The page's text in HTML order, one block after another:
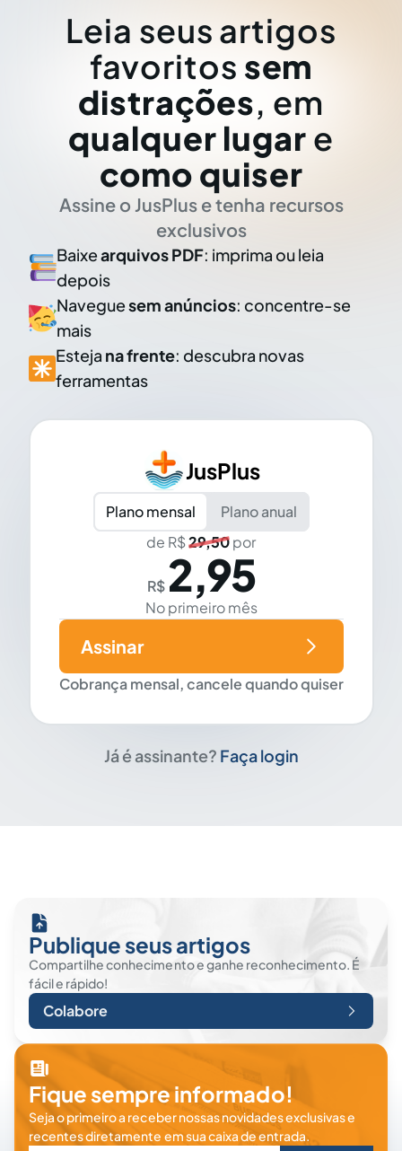
Leia seus artigos
favoritos sem
distrações, em
qualquer lugar e
como quiser
Assine o JusPlus e tenha recursos
exclusivos
Baixearquivos PDF: imprima ou leia
depois
Naveguesem anúncios: concentre-se
mais
Esteja na frente: descubra novas
ferramentas
JusPlus
Plano mensal
Plano anual
de R$29,50por
R$ 2,95
No primeiro mês
Cobrança mensal, cancele quando quiser
Assinar
Já é assinante? Faça login
Publique seus artigos
Compartilhe conhecimento e ganhe reconhecimento. É
fácil e rápido!
Colabore
Fique sempre informado!
Seja o primeiro a receber nossas novidades exclusivas e
recentes diretamente em sua caixa de entrada.